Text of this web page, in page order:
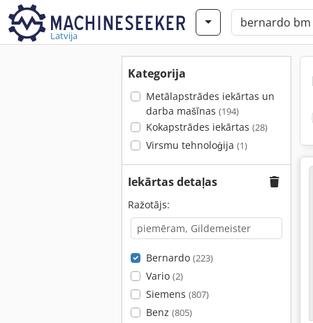
Latvija
Kategorija
Metālapstrādes iekārtas un
darba mašīnas (194)
Kokapstrādes iekārtas (28)
Virsmu tehnoloģija (1)
Iekārtas detaļas
Ražotājs:
Bernardo (223)
Vario (2)
Siemens (807)
Benz (805)